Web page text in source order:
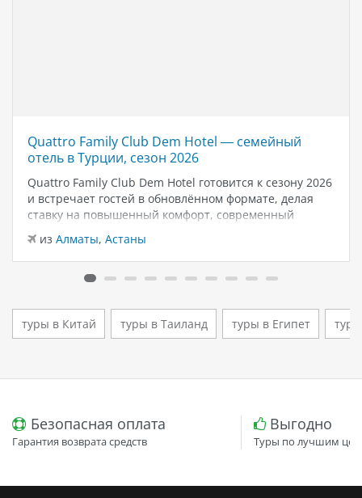
Quattro Family Club Dem Hotel — семейный
отель в Турции, сезон 2026
Quattro Family Club Dem Hotel готовится к сезону 2026
и встречает гостей в обновлённом формате, делая
ставку на повышенный комфорт, современный
дизайн и атмосферу спокойного семейного отдыха у
моря. Отель остаётся популярным выбором для тех,
кто ищет семейный отель в…
из Алматы, Астаны
туры в Китай туры в Таиланд туры в Египет
Безопасная оплата
Гарантия возврата средств
Выгодно
Туры по лучшим